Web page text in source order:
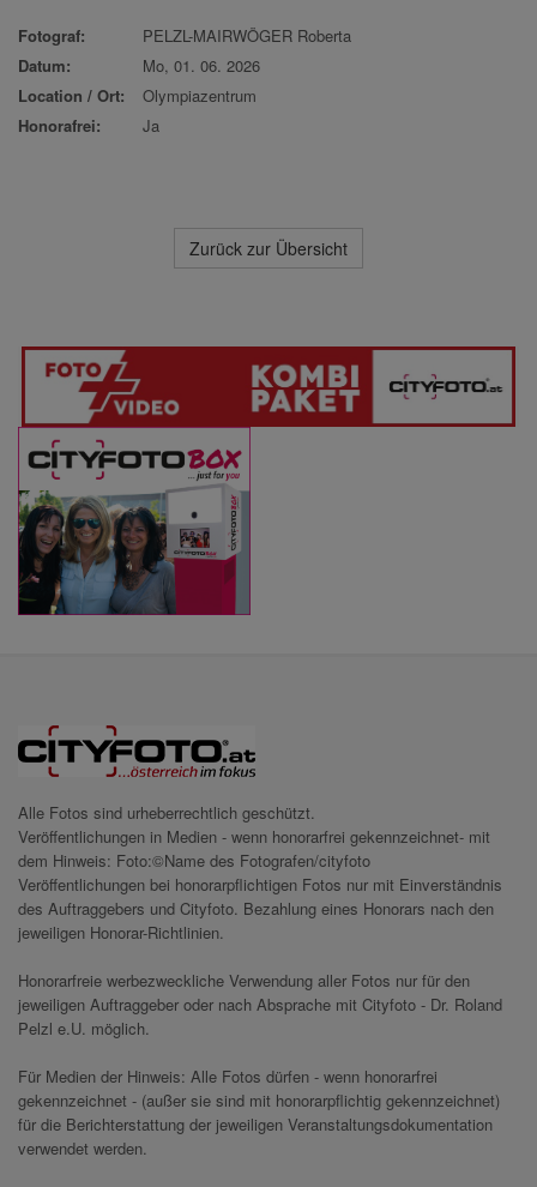
Fotograf:
PELZL-MAIRWÖGER Roberta
Datum:
Mo, 01. 06. 2026
Location / Ort:
Olympiazentrum
Honorafrei:
Ja
Zurück zur Übersicht
Alle Fotos sind urheberrechtlich geschützt.
Veröffentlichungen in Medien - wenn honorarfrei gekennzeichnet- mit
dem Hinweis: Foto:©Name des Fotografen/cityfoto
Veröffentlichungen bei honorarpflichtigen Fotos nur mit Einverständnis
des Auftraggebers und Cityfoto. Bezahlung eines Honorars nach den
jeweiligen Honorar-Richtlinien.
Honorarfreie werbezweckliche Verwendung aller Fotos nur für den
jeweiligen Auftraggeber oder nach Absprache mit Cityfoto - Dr. Roland
Pelzl e.U. möglich.
Für Medien der Hinweis: Alle Fotos dürfen - wenn honorarfrei
gekennzeichnet - (außer sie sind mit honorarpflichtig gekennzeichnet)
für die Berichterstattung der jeweiligen Veranstaltungsdokumentation
verwendet werden.